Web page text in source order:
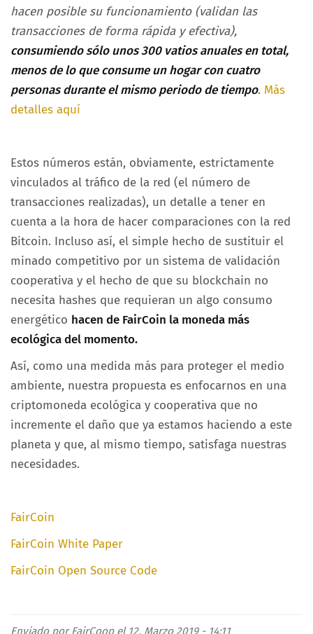
hacen posible su funcionamiento (validan las
transacciones de forma rápida y efectiva),
consumiendo sólo unos 300 vatios anuales en total,
menos de lo que consume un hogar con cuatro
personas durante el mismo periodo de tiempo. Más
detalles aquí
Estos números están, obviamente, estrictamente
vinculados al tráfico de la red (el número de
transacciones realizadas), un detalle a tener en
cuenta a la hora de hacer comparaciones con la red
Bitcoin. Incluso así, el simple hecho de sustituir el
minado competitivo por un sistema de validación
cooperativa y el hecho de que su blockchain no
necesita hashes que requieran un algo consumo
energético hacen de FairCoin la moneda más
ecológica del momento.
Así, como una medida más para proteger el medio
ambiente, nuestra propuesta es enfocarnos en una
criptomoneda ecológica y cooperativa que no
incremente el daño que ya estamos haciendo a este
planeta y que, al mismo tiempo, satisfaga nuestras
necesidades.
FairCoin
FairCoin White Paper
FairCoin Open Source Code
Enviado por FairCoopel 12. Marzo 2019 - 14:11